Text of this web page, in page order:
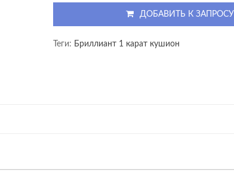
ДОБАВИТЬ К ЗАПРОСУ
Теги: Бриллиант 1 карат кушион